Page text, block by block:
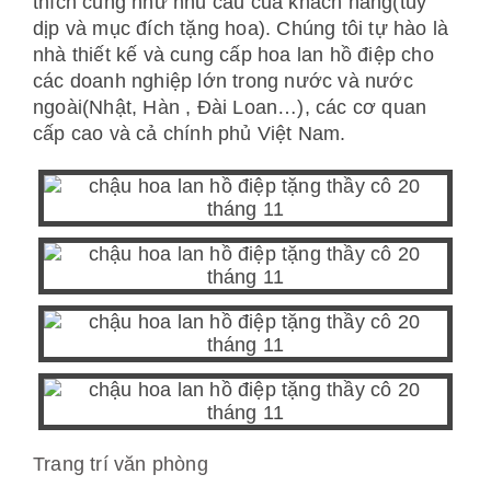
dịp và mục đích tặng hoa). Chúng tôi tự hào là
nhà thiết kế và cung cấp hoa lan hồ điệp cho
các doanh nghiệp lớn trong nước và nước
ngoài(Nhật, Hàn , Đài Loan…), các cơ quan
cấp cao và cả chính phủ Việt Nam.
Trang trí văn phòng